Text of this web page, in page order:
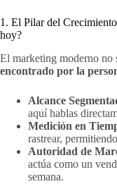
1. El Pilar del
hoy?
El marketing moderno no
encontrado por la
Alcance
aquí hablas
Medición en
rastrear,
Autoridad de
actúa como un
semana.